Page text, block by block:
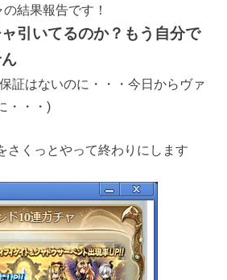
結果報告です！
引いてるのか？もう自分で
証はないのに・・・今日からヴァ
・・・)
さくっとやって終わりにします